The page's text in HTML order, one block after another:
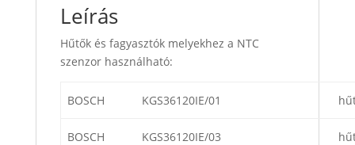
Leírás
Hűtők és fagyasztók melyekhez a NTC
szenzor használható:
BOSCH KGS36120IE/01
BOSCH KGS36120IE/03